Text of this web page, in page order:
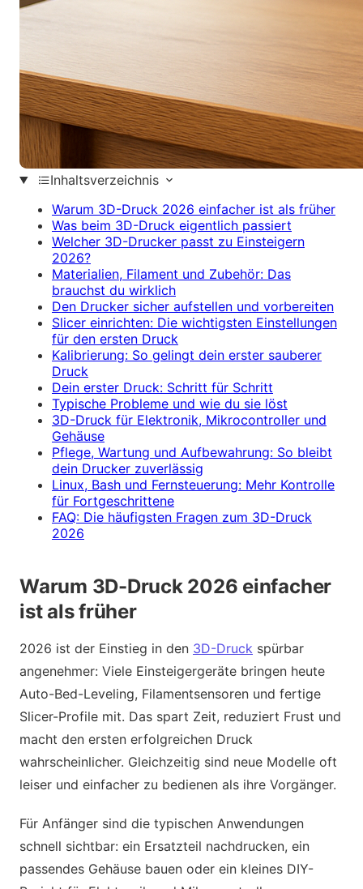
Inhaltsverzeichnis
Warum 3D-Druck 2026 einfacher ist als früher
Was beim 3D-Druck eigentlich passiert
Welcher 3D-Drucker passt zu Einsteigern
2026?
Materialien, Filament und Zubehör: Das
brauchst du wirklich
Den Drucker sicher aufstellen und vorbereiten
Slicer einrichten: Die wichtigsten Einstellungen
für den ersten Druck
Kalibrierung: So gelingt dein erster sauberer
Druck
Dein erster Druck: Schritt für Schritt
Typische Probleme und wie du sie löst
3D-Druck für Elektronik, Mikrocontroller und
Gehäuse
Pflege, Wartung und Aufbewahrung: So bleibt
dein Drucker zuverlässig
Linux, Bash und Fernsteuerung: Mehr Kontrolle
für Fortgeschrittene
FAQ: Die häufigsten Fragen zum 3D-Druck
2026
Warum 3D-Druck 2026 einfacher
ist als früher
2026 ist der Einstieg in den 3D-Druck spürbar
angenehmer: Viele Einsteigergeräte bringen heute
Auto-Bed-Leveling, Filamentsensoren und fertige
Slicer-Profile mit. Das spart Zeit, reduziert Frust und
macht den ersten erfolgreichen Druck
wahrscheinlicher. Gleichzeitig sind neue Modelle oft
leiser und einfacher zu bedienen als ihre Vorgänger.
Für Anfänger sind die typischen Anwendungen
schnell sichtbar: ein Ersatzteil nachdrucken, ein
passendes Gehäuse bauen oder ein kleines DIY-